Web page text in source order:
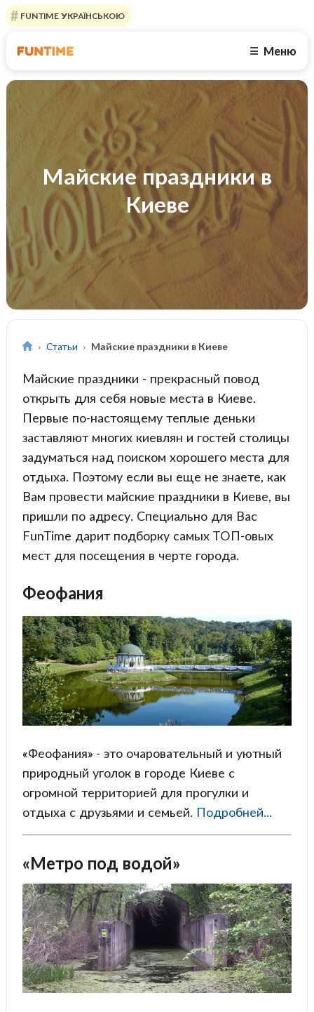
FUNTIME УКРАЇНСЬКОЮ
☰ Меню
Майские праздники в
Киеве
Статьи Майские праздники в Киеве
Майские праздники - прекрасный повод
открыть для себя новые места в Киеве.
Первые по-настоящему теплые деньки
заставляют многих киевлян и гостей столицы
задуматься над поиском хорошего места для
отдыха. Поэтому если вы еще не знаете, как
Вам провести майские праздники в Киеве, вы
пришли по адресу. Специально для Вас
FunTime дарит подборку самых ТОП-овых
мест для посещения в черте города.
Феофания
«Феофания» - это очаровательный и уютный
природный уголок в городе Киеве с
огромной территорией для прогулки и
отдыха с друзьями и семьей. Подробней...
«Метро под водой»